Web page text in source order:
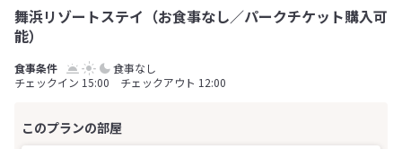
舞浜リゾートステイ（お食事なし／パークチケット購入可
能）
食事なし
チェックイン 15:00 チェックアウト 12:00